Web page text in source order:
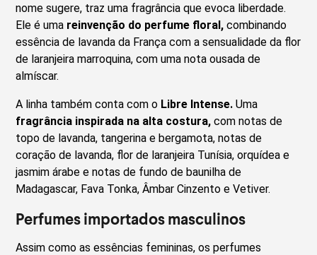
nome sugere, traz uma fragrância que evoca liberdade.
Ele é uma reinvenção do perfume floral, combinando
essência de lavanda da França com a sensualidade da flor
de laranjeira marroquina, com uma nota ousada de
almíscar.
A linha também conta com o Libre Intense. Uma
fragrância inspirada na alta costura, com notas de
topo de lavanda, tangerina e bergamota, notas de
coração de lavanda, flor de laranjeira Tunísia, orquídea e
jasmim árabe e notas de fundo de baunilha de
Madagascar, Fava Tonka, Âmbar Cinzento e Vetiver.
Perfumes importados masculinos
Assim como as essências femininas, os perfumes